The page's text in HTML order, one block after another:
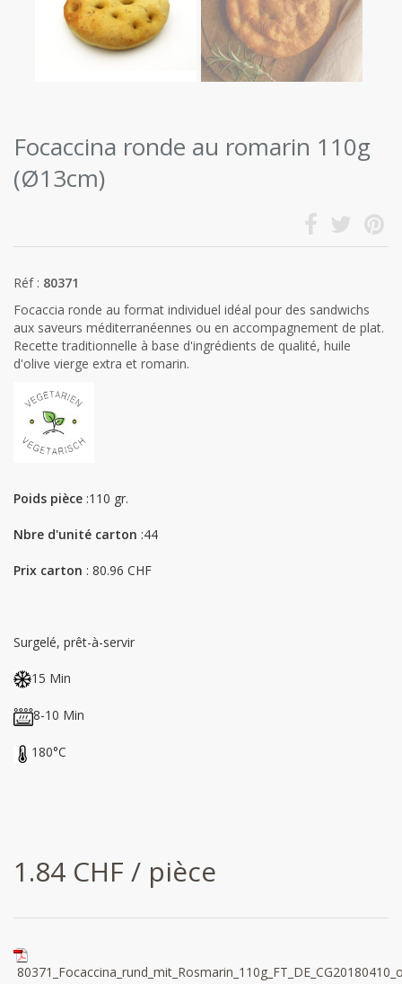
Focaccina ronde au romarin 110g
(Ø13cm)
Réf : 80371
Focaccia ronde au format individuel idéal pour des sandwichs
aux saveurs méditerranéennes ou en accompagnement de plat.
Recette traditionnelle à base d'ingrédients de qualité, huile
d'olive vierge extra et romarin.
Poids pièce :110 gr.
Nbre d'unité carton :44
Prix carton : 80.96 CHF
Surgelé, prêt-à-servir
15 Min
8-10 Min
180°C
1.84 CHF / pièce